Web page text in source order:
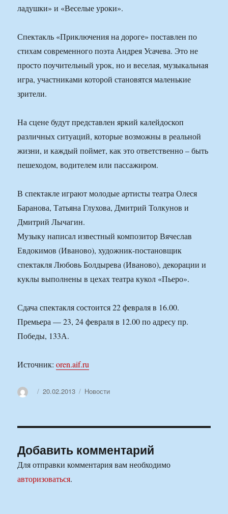
ладушки» и «Веселые уроки».
Спектакль «Приключения на дороге» поставлен по
стихам современного поэта Андрея Усачева. Это не
просто поучительный урок, но и веселая, музыкальная
игра, участниками которой становятся маленькие
зрители.
На сцене будут представлен яркий калейдоскоп
различных ситуаций, которые возможны в реальной
жизни, и каждый поймет, как это ответственно – быть
пешеходом, водителем или пассажиром.
В спектакле играют молодые артисты театра Олеся
Баранова, Татьяна Глухова, Дмитрий Толкунов и
Дмитрий Лычагин.
Музыку написал известный композитор Вячеслав
Евдокимов (Иваново), художник-постановщик
спектакля Любовь Болдырева (Иваново), декорации и
куклы выполнены в цехах театра кукол «Пьеро».
Сдача спектакля состоится 22 февраля в 16.00.
Премьера — 23, 24 февраля в 12.00 по адресу пр.
Победы, 133А.
Источник:oren.aif.ru
АвторОпубликовано
20.02.2013 Рубрики
Новости
Добавить комментарий
Для отправки комментария вам необходимо
авторизоваться.